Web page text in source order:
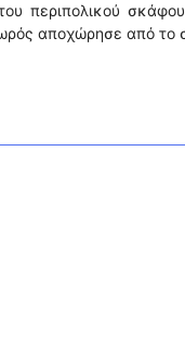
περιπολικού
αποχώρησε από το